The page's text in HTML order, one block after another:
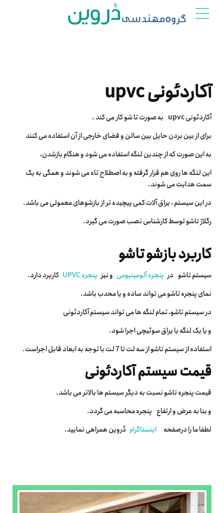
آکاردئونی upvc
آکاردئونی upvc به صورت تا شو کار می کند .
برای از بین بردن حایل بین سالن و فضای خارجی از آن استفاده می کنند
به این صورت که از چندین لنگه استفاده می شود و هنگام بازشدن،
این لنگه ها روی هم قرار گرفته و به اصطلاح تاه می شوند و همگی به یک
سمت هدایت می شوند.
در این سیستم ، یراق آلات کمی پیچیده تر از بازشوهای معمولی می باشد.
رگلاژ تاشو توسط کارشناس نصب صورت می گیرد.
کاربرد بازشو تاشو
سیستم تاشو در پنجره آلومینیومی و نیز پنجره UPVC
کاربرد دارد.
نمای پنجره تاشو می تواند ساده و یا محدب باشد.
در سیستم تاشو، تمام لنگه ها می تواند سیستم آکاردئونی
و یا یک لنگه با یراق سوئیچی اجرا شود.
استفاده از سیستم تاشو از سه لت تا 7 لت با توجه به ابعاد قابل اجراست.
قیمت سیستم آکاردئونی
قیمت پنجره تاشو نسبت به دیگر سیستم ها بالاتر می باشد.
و بنا به عرض و ارتفاع پنجره محاسبه می گردد.
لطفا ما را درصفحه
اینستاگرام دُروین همراهی نمایید.